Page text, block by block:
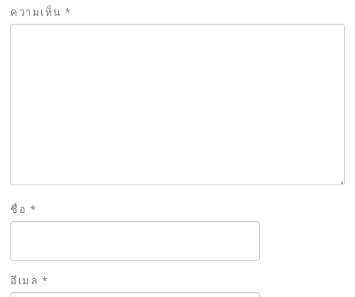
ความเห็น*
ชื่อ *
อีเมล *